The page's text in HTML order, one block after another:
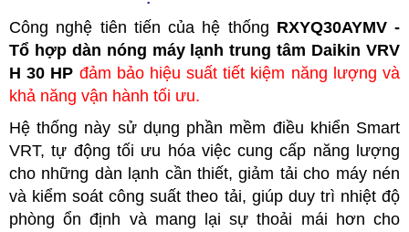
Công nghệ tiên tiến của hệ thống RXYQ30AYMV -
Tổ hợp dàn nóng máy lạnh trung tâm Daikin VRV
H 30 HP đảm bảo hiệu suất tiết kiệm năng lượng và
khả năng vận hành tối ưu.
Hệ thống này sử dụng phần mềm điều khiển Smart
VRT, tự động tối ưu hóa việc cung cấp năng lượng
cho những dàn lạnh cần thiết, giảm tải cho máy nén
và kiểm soát công suất theo tải, giúp duy trì nhiệt độ
phòng ổn định và mang lại sự thoải mái hơn cho